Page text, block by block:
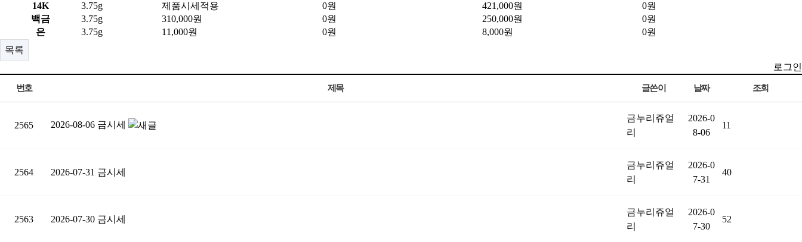
14K
3.75g 제품시세적용 0원 421,000원
0원
백금
3.75g 310,000원 0원 250,000원
0원
은
3.75g 11,000원 0원 8,000원
0원
목록
로그인
번호 제목 글쓴이 날짜 조회
2565 2026-08-06 금시세
금누리쥬얼
리
2026-0
8-06
11
2564 2026-07-31 금시세
금누리쥬얼
리
2026-0
7-31
40
2563 2026-07-30 금시세
금누리쥬얼
리
2026-0
7-30
52